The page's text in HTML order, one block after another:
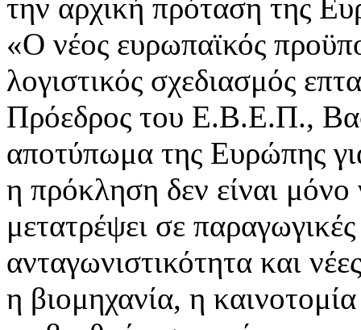
την αρχική πρόταση της
«Ο νέος ευρωπαϊκός
λογιστικός σχεδιασμός
Πρόεδρος του Ε.Β.Ε.Π.,
αποτύπωμα της Ευρώπης
η πρόκληση δεν είναι
μετατρέψει σε
ανταγωνιστικότητα και
η βιομηχανία, η καινοτομία